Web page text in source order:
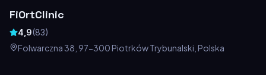
FiOrtClinic
4,9(83)
Folwarczna 38, 97-300 Piotrków Trybunalski, Polska